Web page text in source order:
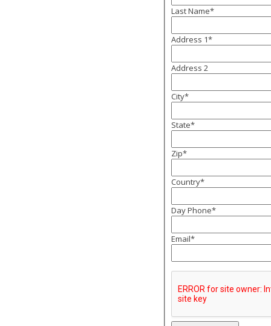
Last Name*
Address 1*
Address 2
City*
State*
Zip*
Country*
Day Phone*
Email*